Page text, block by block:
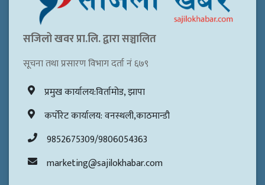
सजिलो खवर प्रा.लि. द्वारा सञ्चालित
सूचना तथा प्रसारण विभाग दर्ता नं ६७९
प्रमुख कार्यालय:विर्तामोड, झापा
कर्पोरेट कार्यालय: वनस्थली,काठमान्डौ
9852675309/9806054363
marketing@sajilokhabar.com